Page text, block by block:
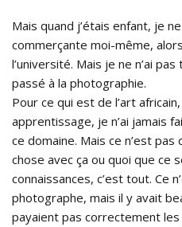
Mais quand j’étais enfant, je
commerçante moi-même,
l’université. Mais je ne n’ai
passé à la photographie.
Pour ce qui est de l’art africain,
apprentissage, je n’ai jamais
ce domaine. Mais ce n’est
chose avec ça ou quoi que ce
connaissances, c’est tout. Ce
photographe, mais il y avait
payaient pas correctement les